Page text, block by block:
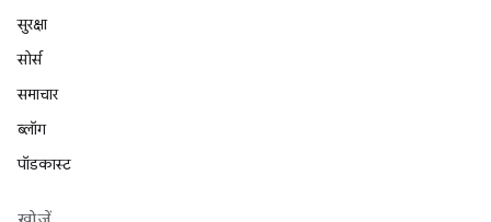
सुरक्षा
सोर्स
समाचार
ब्लॉग
पॉडकास्ट